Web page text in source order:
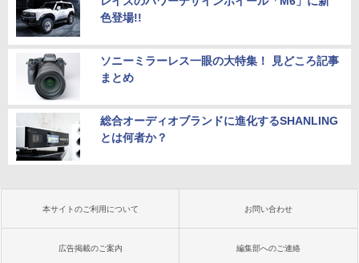
色登場!!
ソニーミラーレス一眼の大特集！ 見どころ記事
まとめ
総合オーディオブランドに進化するSHANLING
とは何者か？
本サイトのご利用について お問い合わせ
広告掲載のご案内 編集部へのご連絡